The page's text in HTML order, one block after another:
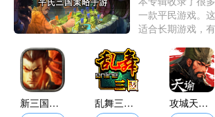
一款平民游戏。
适合长期游戏，
成为三国霸主。
的游戏，一定不
新三国争霸
乱舞三国单机版
攻城天下0.1折